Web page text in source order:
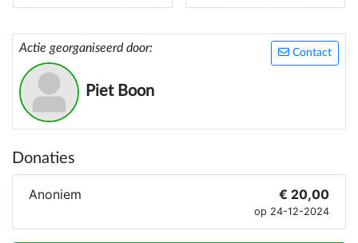
Contact
Actie georganiseerd door:
Piet Boon
Donaties
Anoniem € 20,00
op 24-12-2024